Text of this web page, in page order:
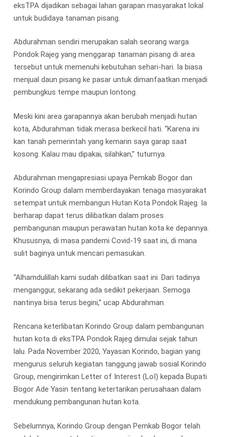
eksTPA dijadikan sebagai lahan garapan masyarakat lokal
untuk budidaya tanaman pisang.
Abdurahman sendiri merupakan salah seorang warga
Pondok Rajeg yang menggarap tanaman pisang di area
tersebut untuk memenuhi kebutuhan sehari-hari. Ia biasa
menjual daun pisang ke pasar untuk dimanfaatkan menjadi
pembungkus tempe maupun lontong.
Meski kini area garapannya akan berubah menjadi hutan
kota, Abdurahman tidak merasa berkecil hati. “Karena ini
kan tanah pemerintah yang kemarin saya garap saat
kosong. Kalau mau dipakai, silahkan,” tuturnya.
Abdurahman mengapresiasi upaya Pemkab Bogor dan
Korindo Group dalam memberdayakan tenaga masyarakat
setempat untuk membangun Hutan Kota Pondok Rajeg. Ia
berharap dapat terus dilibatkan dalam proses
pembangunan maupun perawatan hutan kota ke depannya.
Khususnya, di masa pandemi Covid-19 saat ini, di mana
sulit baginya untuk mencari pemasukan.
“Alhamdulillah kami sudah dilibatkan saat ini. Dari tadinya
menganggur, sekarang ada sedikit pekerjaan. Semoga
nantinya bisa terus begini,” ucap Abdurahman.
Rencana keterlibatan Korindo Group dalam pembangunan
hutan kota di eksTPA Pondok Rajeg dimulai sejak tahun
lalu. Pada November 2020, Yayasan Korindo, bagian yang
mengurus seluruh kegiatan tanggung jawab sosial Korindo
Group, mengirimkan Letter of Interest (LoI) kepada Bupati
Bogor Ade Yasin tentang ketertarikan perusahaan dalam
mendukung pembangunan hutan kota.
Sebelumnya, Korindo Group dengan Pemkab Bogor telah